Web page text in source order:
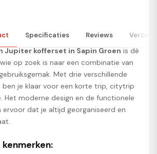
Specificaties Reviews
–
Jupiter kofferset in Sapin Groen is dé
op zoek is naar een combinatie van
Met drie verschillende
je klaar voor een korte trip, citytrip
Het moderne design en de functionele
ervoor dat je altijd georganiseerd en